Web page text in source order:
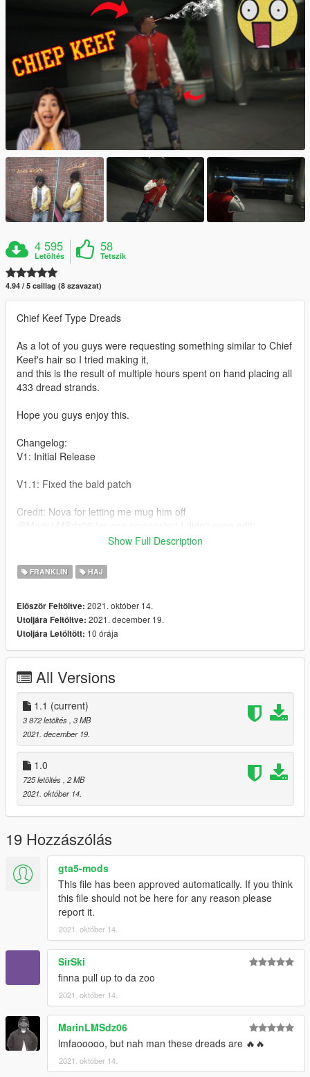
4 595
Letöltés
58
Tetszik
4.94 / 5 csillag (8 szavazat)
Chief Keef Type Dreads
As a lot of you guys were requesting something similar to Chief
Keef's hair so I tried making it,
and this is the result of multiple hours spent on hand placing all
433 dread strands.
Hope you guys enjoy this.
Changelog:
V1: Initial Release
V1.1: Fixed the bald patch
Credit: Nova for letting me mug him off
Drag and drop the contents of this folder into installation path
Installation path:
Gtav\mods\x64v.rpf\models\cdimages\streamedpeds_players.r
pf\player_one
through the link
Show Full Description
FRANKLIN HAJ
Először Feltöltve: 2021. október 14.
Utoljára Feltöltve: 2021. december 19.
Utoljára Letöltött: 10 órája
All Versions
1.1 (current)
3 872 letöltés , 3 MB
2021. december 19.
1.0
725 letöltés , 2 MB
2021. október 14.
19 Hozzászólás
gta5-mods
This file has been approved automatically. If you think
this file should not be here for any reason please
report it.
2021. október 14.
SirSki
finna pull up to da zoo
2021. október 14.
MarinLMSdz06
lmfaooooo, but nah man these dreads are 🔥🔥
2021. október 14.